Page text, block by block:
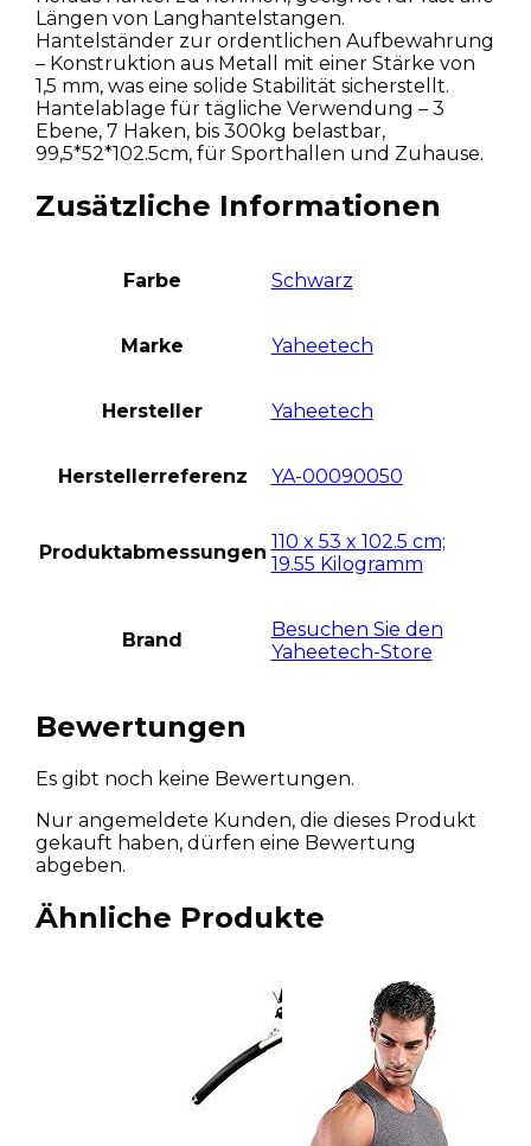
Längen von Langhantelstangen.
Hantelständer zur ordentlichen Aufbewahrung
– Konstruktion aus Metall mit einer Stärke von
1,5 mm, was eine solide Stabilität sicherstellt.
Hantelablage für tägliche Verwendung – 3
Ebene, 7 Haken, bis 300kg belastbar,
99,5*52*102.5cm, für Sporthallen und Zuhause.
Zusätzliche Informationen
Farbe Schwarz
Marke Yaheetech
Hersteller Yaheetech
Herstellerreferenz YA-00090050
Produktabmessungen 110 x 53 x 102.5 cm;
19.55 Kilogramm
Brand
Besuchen Sie den
Yaheetech-Store
Bewertungen
Es gibt noch keine Bewertungen.
Nur angemeldete Kunden, die dieses Produkt
gekauft haben, dürfen eine Bewertung
abgeben.
Ähnliche Produkte